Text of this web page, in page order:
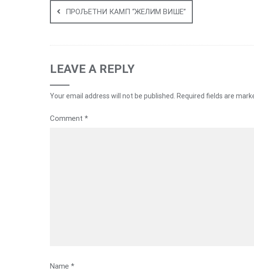
navigation
ПРОЉЕТНИ КАМП “ЖЕЛИМ ВИШЕ”
LEAVE A REPLY
Your email address will not be published. Required fields are
Comment *
Name *